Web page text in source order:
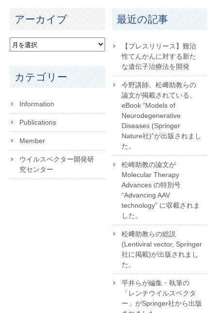
アーカイブ
カテゴリー
Information
Publications
Member
ウイルスベクター開発研
究センター
最近の記事
【プレスリリース】難治
性てんかんに対する新た
な遺伝子治療法を開発
今野講師、松﨑助教らの
論文が掲載されている、
eBook “Models of
Neurodegenerative
Diseases (Springer
Nature社)”が出版されまし
た。
松崎助教の論文が
Molecular Therapy
Advances の特別号
“Advancing AAV
technology” に収載されま
した。
松﨑助教らの総説
(Lentiviral vector, Springer
社に掲載)が出版されまし
た。
平井らが編集・執筆の
「レンチウイルスベクタ
ー」がSpringer社から出版